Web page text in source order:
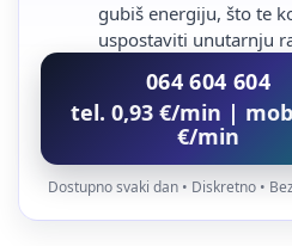
gubiš energiju, što te
uspostaviti unutarnju
064 604 604
tel. 0,93 €/min |
€/min
Dostupno svaki dan • Diskretno •